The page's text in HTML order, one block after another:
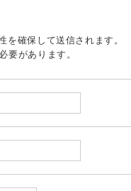
確保して送信されます。
要があります。